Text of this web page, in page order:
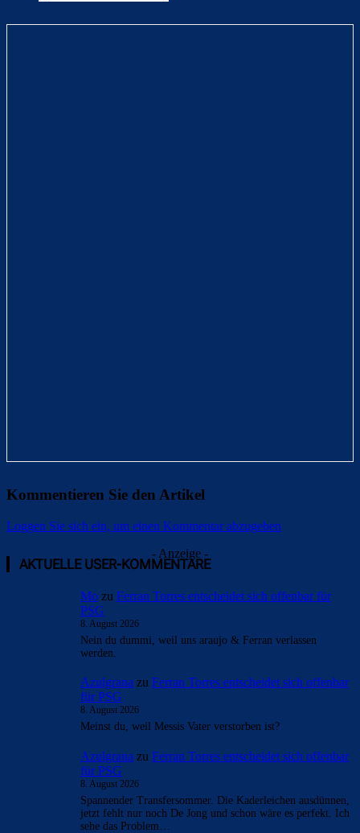
Kommentieren Sie den Artikel
Loggen Sie sich ein, um einen Kommentar abzugeben
- Anzeige -
AKTUELLE USER-KOMMENTARE
Mo zu Ferran Torres entscheidet sich offenbar für
PSG
8. August 2026
Nein du dummi, weil uns araujo & Ferran verlassen
werden.
Azulgrana zu Ferran Torres entscheidet sich offenbar
für PSG
8. August 2026
Meinst du, weil Messis Vater verstorben ist?
Azulgrana zu Ferran Torres entscheidet sich offenbar
für PSG
8. August 2026
Spannender Transfersommer. Die Kaderleichen ausdünnen,
jetzt fehlt nur noch De Jong und schon wäre es perfekt. Ich
sehe das Problem…